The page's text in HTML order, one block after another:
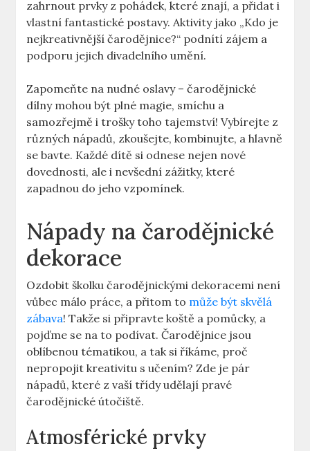
zahrnout prvky z pohádek, které znají, a přidat i
vlastní fantastické ⁢postavy. Aktivity jako „Kdo⁣ je
nejkreativnější čarodějnice?“ podnítí zájem a
podporu jejich divadelního umění.
Zapomeňte na nudné oslavy ​– čarodějnické
dílny​ mohou být plné magie, smíchu a‌
samozřejmě i trošky toho tajemství! Vybírejte z
různých ‍nápadů, zkoušejte,⁤ kombinujte, a hlavně
se bavte. Každé dítě si odnese nejen nové
dovednosti, ale i nevšední ‍zážitky,​ které
zapadnou do jeho vzpomínek.
Nápady na čarodějnické
dekorace
Ozdobit školku čarodějnickými dekoracemi není
vůbec málo práce, a přitom ‍to může být skvělá
zábava! Takže si připravte koště⁢ a pomůcky, ⁣a
pojďme se na to podívat. Čarodějnice jsou
oblíbenou tématikou, a⁣ tak si říkáme, proč
nepropojit kreativitu ‌s učením? Zde⁢ je pár
nápadů, ⁢které z vaší ‌třídy udělají pravé
čarodějnické útočiště.
Atmosférické prvky